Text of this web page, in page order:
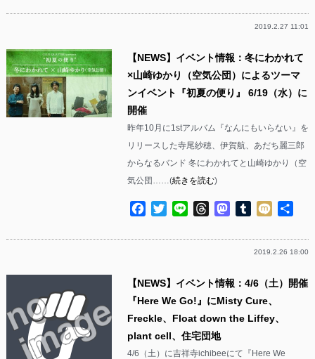
2019.2.27 11:01
【NEWS】イベント情報：冬にわかれて
×山崎ゆかり（空気公団）によるツーマ
ンイベント『初夏の便り』 6/19（水）に
開催
昨年10月に1stアルバム『なんにもいらない』を
リリースした寺尾紗穂、伊賀航、あだち麗三郎
からなるバンド 冬にわかれてと山崎ゆかり（空
気公団……(続きを読む)
Facebook
TwitterLine ThreadsMastodon
Tumblr
Mixi
2019.2.26 18:00
【NEWS】イベント情報：4/6（土）開催
『Here We Go!』にMisty Cure、
Freckle、Float down the Liffey、
plant cell、住宅団地
4/6（土）に吉祥寺ichibeeにて『Here We